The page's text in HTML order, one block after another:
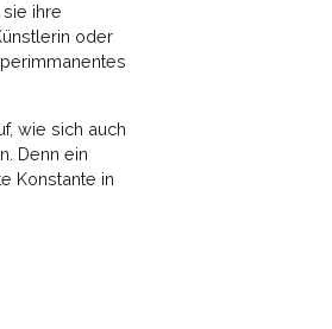
ihre
oder
wie sich auch
Denn ein
Konstante in